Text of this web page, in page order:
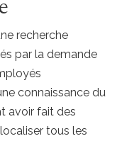
recherche
par la demande
connaissance du
avoir fait des
tous les